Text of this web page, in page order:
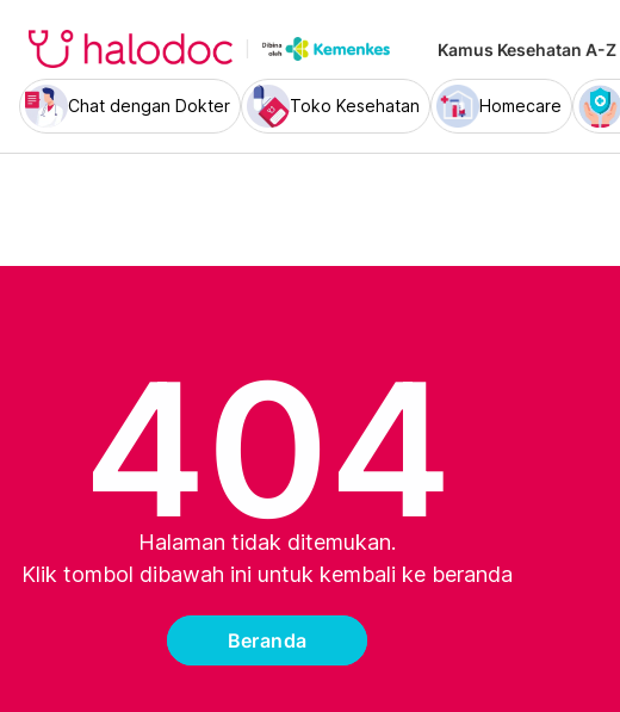
Kamus Kesehatan A-Z
Chat dengan Dokter Toko Kesehatan Homecare
404
Halaman tidak ditemukan.
Klik tombol dibawah ini untuk kembali ke beranda
Beranda